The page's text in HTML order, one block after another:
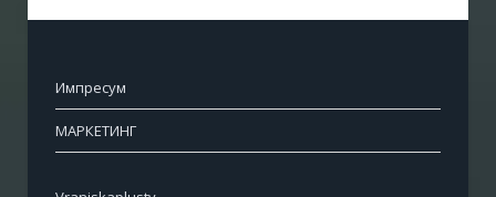
Импресум
МАРКЕТИНГ